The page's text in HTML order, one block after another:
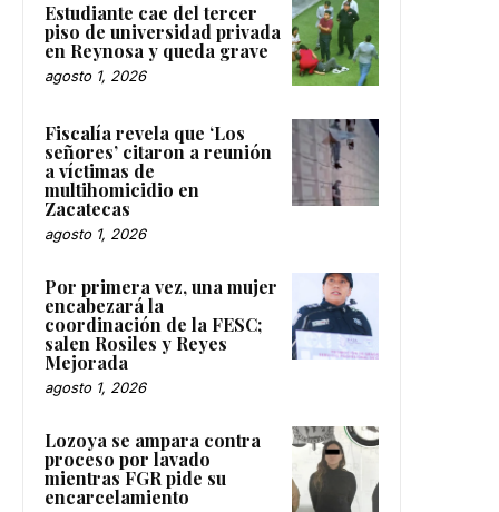
Estudiante cae del tercer
piso de universidad privada
en Reynosa y queda grave
agosto 1, 2026
Fiscalía revela que ‘Los
señores’ citaron a reunión
a víctimas de
multihomicidio en
Zacatecas
agosto 1, 2026
Por primera vez, una mujer
encabezará la
coordinación de la FESC;
salen Rosiles y Reyes
Mejorada
agosto 1, 2026
Lozoya se ampara contra
proceso por lavado
mientras FGR pide su
encarcelamiento